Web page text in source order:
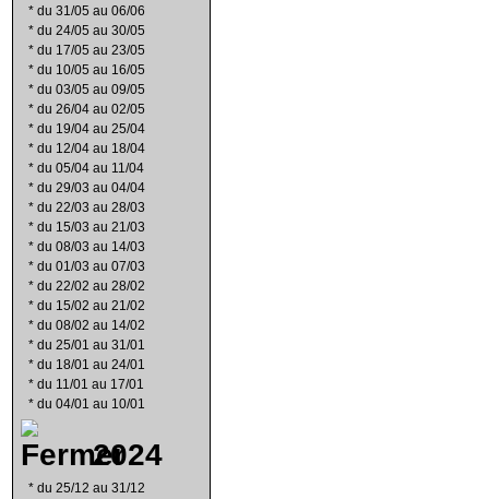
* du 31/05 au 06/06
* du 24/05 au 30/05
* du 17/05 au 23/05
* du 10/05 au 16/05
* du 03/05 au 09/05
* du 26/04 au 02/05
* du 19/04 au 25/04
* du 12/04 au 18/04
* du 05/04 au 11/04
* du 29/03 au 04/04
* du 22/03 au 28/03
* du 15/03 au 21/03
* du 08/03 au 14/03
* du 01/03 au 07/03
* du 22/02 au 28/02
* du 15/02 au 21/02
* du 08/02 au 14/02
* du 25/01 au 31/01
* du 18/01 au 24/01
* du 11/01 au 17/01
* du 04/01 au 10/01
2024
* du 25/12 au 31/12